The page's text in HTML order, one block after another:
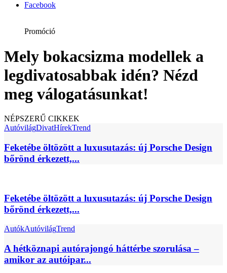
Facebook
Promóció
Mely bokacsizma modellek a
legdivatosabbak idén? Nézd
meg válogatásunkat!
NÉPSZERŰ CIKKEK
AutóvilágDivatHírekTrend
Feketébe öltözött a luxusutazás: új Porsche Design
bőrönd érkezett,...
Feketébe öltözött a luxusutazás: új Porsche Design
bőrönd érkezett,...
AutókAutóvilágTrend
A hétköznapi autórajongó háttérbe szorulása –
amikor az autóipar...